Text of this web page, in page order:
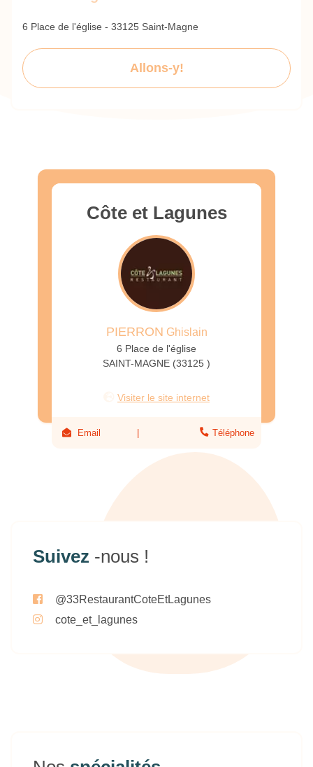
6 Place de l'église - 33125 Saint-Magne
Allons-y!
Côte et Lagunes
PIERRON Ghislain
6 Place de l'église
SAINT-MAGNE (33125 )
Visiter le site internet
Email Téléphone
Suivez -nous !
@33RestaurantCoteEtLagunes
cote_et_lagunes